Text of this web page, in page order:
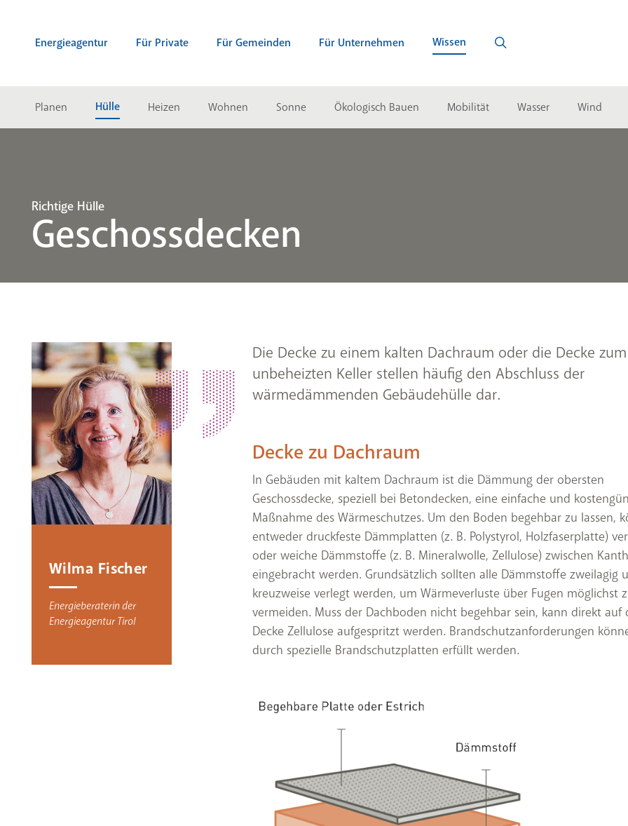
Energieagentur Für Private Für Gemeinden Für Unternehmen Wissen
Planen Hülle Heizen Wohnen Sonne Ökologisch Bauen Mobilität Wasser Wind
Richtige Hülle
Geschossdecken
Wilma Fischer
Energieberaterin der
Energieagentur Tirol
Die Decke zu einem kalten Dachraum oder die Decke zum
unbeheizten Keller stellen häufig den Abschluss der
wärmedämmenden Gebäudehülle dar.
Decke zu Dachraum
In Gebäuden mit kaltem Dachraum ist die Dämmung der obersten
Geschossdecke, speziell bei Betondecken, eine einfache und
Maßnahme des Wärmeschutzes. Um den Boden begehbar zu lassen,
entweder druckfeste Dämmplatten (z. B. Polystyrol, Holzfaserplatte)
oder weiche Dämmstoffe (z. B. Mineralwolle, Zellulose) zwischen
eingebracht werden. Grundsätzlich sollten alle Dämmstoffe zweilagig
kreuzweise verlegt werden, um Wärmeverluste über Fugen möglichst
vermeiden. Muss der Dachboden nicht begehbar sein, kann direkt auf
Decke Zellulose aufgespritzt werden. Brandschutzanforderungen
durch spezielle Brandschutzplatten erfüllt werden.